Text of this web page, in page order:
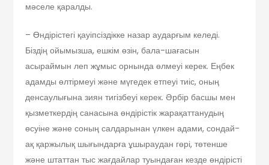
мәселе қаралды.
– Өндірістегі қауіпсіздікке назар аударғым келеді.
Біздің ойымызша, ешкім өзін, бала-шағасын
асыраймын леп жұмыс орнында өлмеуі керек. Еңбек
адамды өлтірмеуі және мүгедек етпеуі тиіс, оның
денсаулығына зиян тигізбеуі керек. Әрбір басшы мен
қызметкердің санасына өндірістік жарақаттанудың
өсуіне және соның салдарынан үлкен адами, сондай-
ақ қаржылық шығындарға ұшыраудан гөрі, төтенше
және штаттан тыс жағдайлар туындаған кезде өндірісті